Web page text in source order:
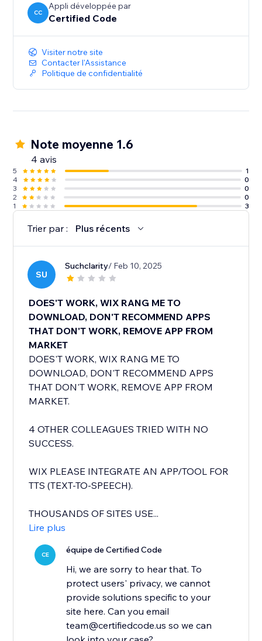
CC
Appli développée par
Certified Code
Visiter notre site
Contacter l'Assistance
Politique de confidentialité
Note moyenne 1.6
4 avis
5
1
4
0
3
0
2
0
1
3
Trier par : Plus récents
SU
Suchclarity/ Feb 10, 2025
DOES'T WORK, WIX RANG ME TO
DOWNLOAD, DON'T RECOMMEND APPS
THAT DON'T WORK, REMOVE APP FROM
MARKET
DOES'T WORK, WIX RANG ME TO
DOWNLOAD, DON'T RECOMMEND APPS
THAT DON'T WORK, REMOVE APP FROM
MARKET.
4 OTHER COLLEAGUES TRIED WITH NO
SUCCESS.
WIX PLEASE INTEGRATE AN APP/TOOL FOR
TTS (TEXT-TO-SPEECH).
THOUSANDS OF SITES USE...
Lire plus
CE équipe de Certified Code
Hi, we are sorry to hear that. To
protect users' privacy, we cannot
provide solutions specific to your
site here. Can you email
team@certifiedcode.us so we can